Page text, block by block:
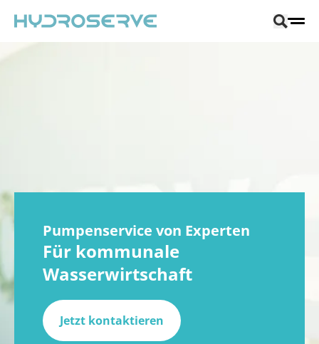
Pumpenservice von Experten
Für kommunale
Wasserwirtschaft
Jetzt kontaktieren